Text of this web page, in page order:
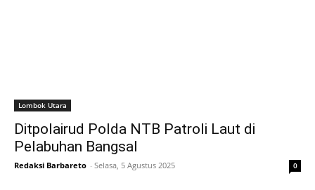
Lombok Utara
Ditpolairud Polda NTB Patroli Laut di
Pelabuhan Bangsal
Redaksi Barbareto - Selasa, 5 Agustus 2025 0